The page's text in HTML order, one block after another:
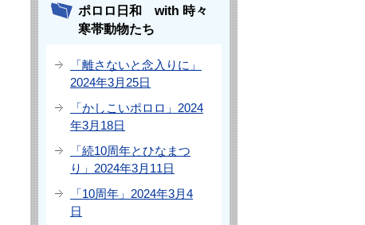
ポロロ日和 with 時々
寒帯動物たち
「離さないと念入りに」
2024年3月25日
「かしこいポロロ」2024
年3月18日
「続10周年とひなまつ
り」2024年3月11日
「10周年」2024年3月4
日